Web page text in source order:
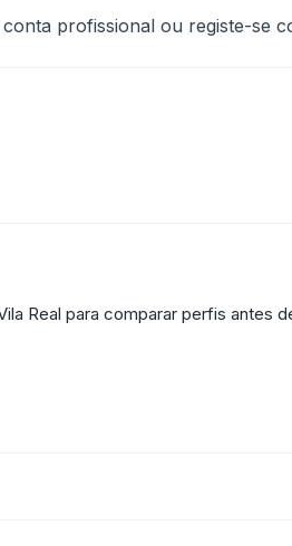
profissional ou registe-se
Real para comparar perfis antes